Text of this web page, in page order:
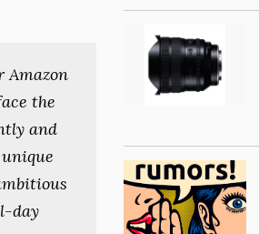
Amazon
the
and
day